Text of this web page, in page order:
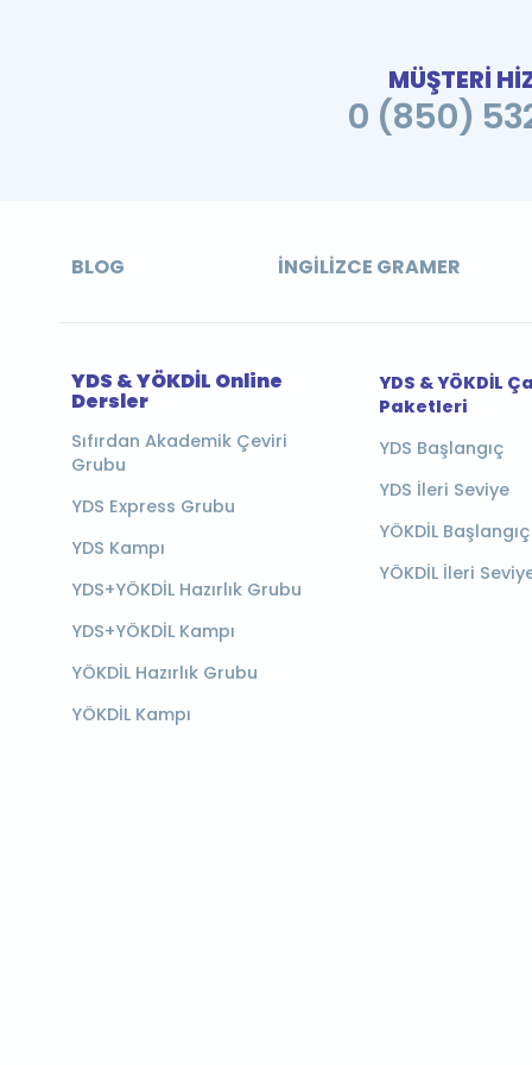
MÜŞTERİ
0 (850)
BLOG İNGILIZCE GRAMER
YDS & YÖKDİL Online
Dersler
Sıfırdan Akademik Çeviri
Grubu
YDS Express Grubu
YDS Kampı
YDS+YÖKDİL Hazırlık Grubu
YDS+YÖKDİL Kampı
YÖKDİL Hazırlık Grubu
YÖKDİL Kampı
YDS & YÖKDİL
Paketleri
YDS Başlangıç
YDS İleri Seviye
YÖKDİL Başlangıç
YÖKDİL İleri